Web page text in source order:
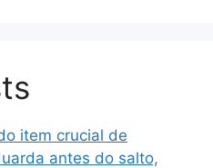
item crucial de
antes do salto,